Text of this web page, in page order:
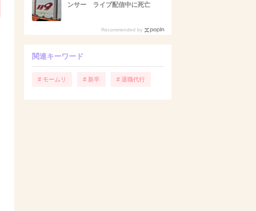
ンサー ライブ配信中に死亡
Recommended by
関連キーワード
# モームリ # 新卒 # 退職代行